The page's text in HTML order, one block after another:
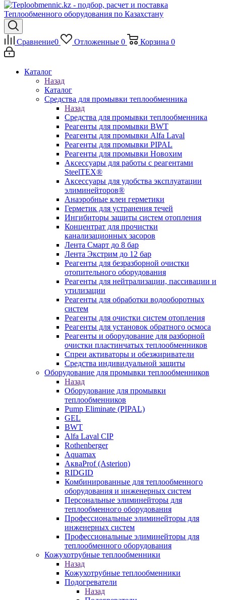
Сравнение0 Отложенные 0 Корзина 0
Каталог
Назад
Каталог
Средства для промывки теплообменника
Назад
Средства для промывки теплообменника
Реагенты для промывки BWT
Реагенты для промывки Alfa Laval
Реагенты для промывки PIPAL
Реагенты для промывки Новохим
Аксессуары для работы с реагентами
SteelTEX®
Аксессуары для удобства эксплуатации
элиминейторов®
Анаэробные клеи герметики
Герметик для устранения течей
Ингибиторы защиты систем отопления
Концентрат для прочистки
канализационных засоров
Лента Смарт до 8 бар
Лента Экстрим до 12 бар
Реагенты для безразборной очистки
отопительного оборудования
Реагенты для нейтрализации, пассивации и
утилизации
Реагенты для обработки водооборотных
систем
Реагенты для очистки систем отопления
Реагенты для установок обратного осмоса
Реагенты и оборудование для разборной
очистки пластинчатых теплообменников
Спреи активаторы и обезжириватели
Средства индивидуальной защиты
Оборудование для промывки теплообменников
Назад
Оборудование для промывки
теплообменников
Pump Eliminate (PIPAL)
GEL
BWT
Alfa Laval CIP
Rothenberger
Aquamax
АкваProf (Asterion)
RIDGID
Комбинированные для теплообменного
оборудования и инженерных систем
Персональные элиминейторы для
теплообменного оборудования
Профессиональные элиминейторы для
инженерных систем
Профессиональные элиминейторы для
теплообменного оборудования
Кожухотрубные теплообменники
Назад
Кожухотрубные теплообменники
Подогреватели
Назад